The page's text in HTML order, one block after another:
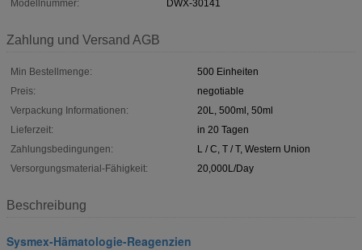
Modellnummer:
DWX-30141
Zahlung und Versand AGB
Min Bestellmenge:
500 Einheiten
Preis:
negotiable
Verpackung Informationen:
20L, 500ml, 50ml
Lieferzeit:
in 20 Tagen
Zahlungsbedingungen:
L / C, T / T, Western Union
Versorgungsmaterial-Fähigkeit:
20,000L/Day
Beschreibung
Sysmex-Hämatologie-Reagenzien